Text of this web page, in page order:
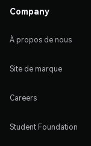
Company
À propos de nous
Site de marque
Careers
Student Foundation